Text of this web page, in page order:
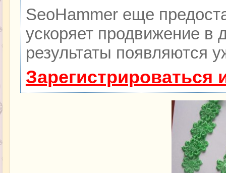
SeoHammer еще
ускоряет продвижение в
результаты появляются